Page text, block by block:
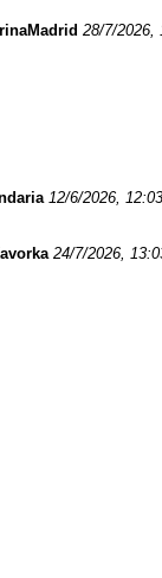
28/7/2026,
12/6/2026,
24/7/2026,